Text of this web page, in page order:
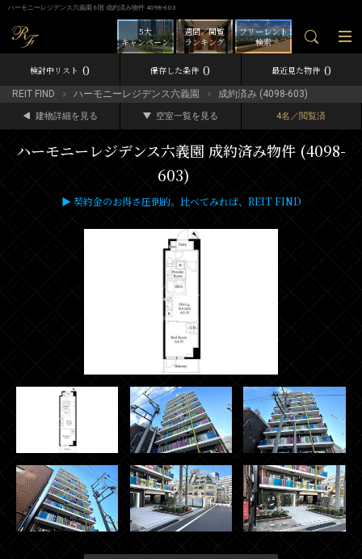
ハーモニーレジデンス六義園 6階 成約済み物件 4098-603
フリーレント
検索
週間／閲覧
ランキング
5大
キャンペーン
検討中リスト 0 保存した条件 0 最近見た物件 0
REIT FIND ハーモニーレジデンス六義園 成約済み (4098-603)
建物詳細を見る 空室一覧を見る 4名／閲覧済
ハーモニーレジデンス六義園 成約済み物件 (4098-
603)
▶ 契約金のお得さ圧倒的。比べてみれば、REIT FIND